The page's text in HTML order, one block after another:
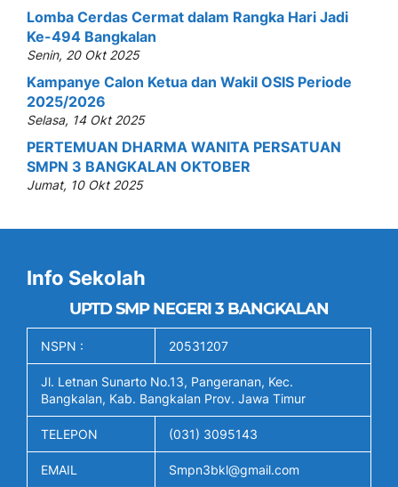
Lomba Cerdas Cermat dalam Rangka Hari Jadi
Ke-494 Bangkalan
Senin, 20 Okt 2025
Kampanye Calon Ketua dan Wakil OSIS Periode
2025/2026
Selasa, 14 Okt 2025
PERTEMUAN DHARMA WANITA PERSATUAN
SMPN 3 BANGKALAN OKTOBER
Jumat, 10 Okt 2025
Info Sekolah
UPTD SMP NEGERI 3 BANGKALAN
NSPN : 20531207
Jl. Letnan Sunarto No.13, Pangeranan, Kec.
Bangkalan, Kab. Bangkalan Prov. Jawa Timur
TELEPON (031) 3095143
EMAIL Smpn3bkl@gmail.com